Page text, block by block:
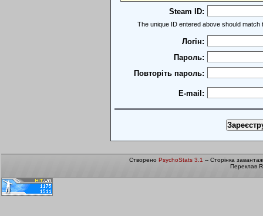
Steam ID:
The unique ID entered above should match
Логін:
Пароль:
Повторіть пароль:
E-mail:
Створено PsychoStats 3.1 -- Сторінка
Переклав